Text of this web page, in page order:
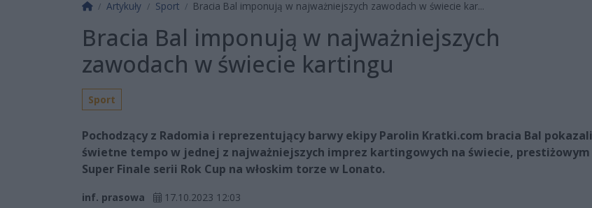
Strona główna
Artykuły Sport Bracia Bal imponują w najważniejszych zawodach w świecie kar...
Bracia Bal imponują w najważniejszych
zawodach w świecie kartingu
Sport
Pochodzący z Radomia i reprezentujący barwy ekipy Parolin Kratki.com bracia Bal pokazali
świetne tempo w jednej z najważniejszych imprez kartingowych na świecie, prestiżowym
Super Finale serii Rok Cup na włoskim torze w Lonato.
inf. prasowa 17.10.2023 12:03